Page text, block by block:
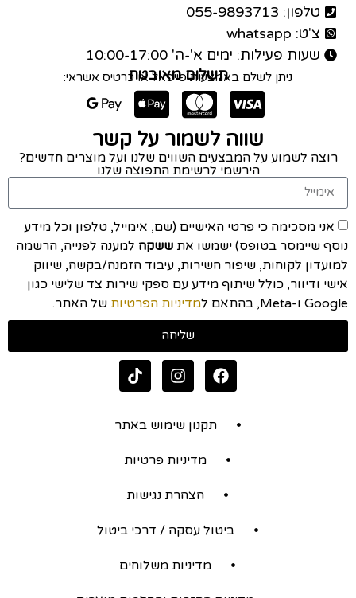
טלפון: 055-9893713
צ'ט: whatsapp
שעות פעילות: ימים א'-ה' 10:00-17:00
תשלום מאובטח
ניתן לשלם באמצעות פייפאל או כרטיס אשראי:
שווה לשמור על קשר
רוצה לשמוע על המבצעים השווים שלנו ועל מוצרים חדשים?
הירשמי לרשימת התפוצה שלנו
אני מסכימה כי פרטי האישיים (שם, אימייל, טלפון וכל מידע
נוסף שיימסר בטופס) ישמשו את ששקה למענה לפנייה, הרשמה
למועדון לקוחות, שיפור השירות, עיבוד הזמנה/בקשה, שיווק
אישי ודיוור, כולל שיתוף מידע עם ספקי שירות צד שלישי כגון
Google ו-Meta, בהתאם ל
מדיניות הפרטיות של האתר.
שליחה
תקנון שימוש באתר
מדיניות פרטיות
הצהרת נגישות
ביטול עסקה / דרכי ביטול
מדיניות משלוחים